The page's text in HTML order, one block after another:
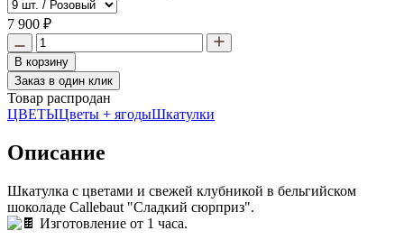
7 900 ₽
В корзину
Заказ в один клик
Товар распродан
ЦВЕТЫЦветы + ягодыШкатулки
Описание
Шкатулка с цветами и свежей клубникой в бельгийском
шоколаде Callebaut "Сладкий сюрприз".
Изготовление от 1 часа.